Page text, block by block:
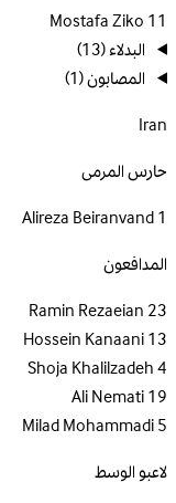
11
Mostafa Ziko
البدلاء(13)
المصابون(1)
Iran
حارس المرمى
1
Alireza Beiranvand
المدافعون
23
Ramin Rezaeian
13
Hossein Kanaani
4
Shoja Khalilzadeh
19
Ali Nemati
5
Milad Mohammadi
لاعبو الوسط